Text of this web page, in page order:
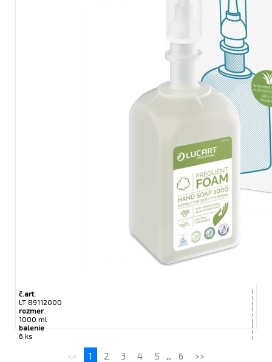
č.art.
LT 89112000
rozmer
1000 ml
balenie
6 ks
<< 1 2 3 4 5 6 >>